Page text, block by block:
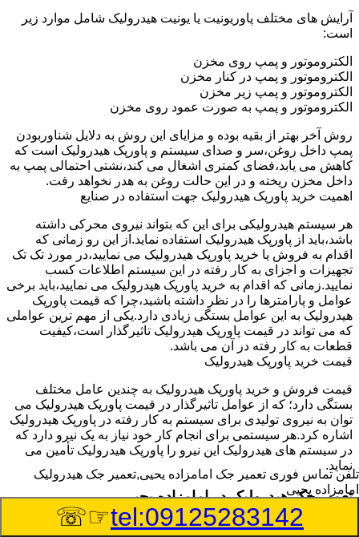
آرایش های مختلف پاوریونیت یا یونیت هیدرولیک شامل موارد زیر
است:
الکتروموتور و پمپ روی مخزن
الکتروموتور و پمپ در کنار مخزن
الکتروموتور و پمپ زیر مخزن
الکتروموتور و پمپ به صورت عمود روی مخزن
روش آخر بهتر از بقیه بوده و مزایای این روش به دلایل شناوربودن
پمپ داخل روغن،سر و صدای سیستم و پاورپک هیدرولیک است که
کاهش می یابد،فضای کمتری اشغال می کند،نشتی احتمالی پمپ به
داخل مخزن ریخته و در این حالت روغن به هدر نخواهد رفت.
اهمیت خرید پاورپک هیدرولیک جهت استفاده در صنایع
هر سیستم هیدرولیکی برای این که بتواند نیروی محرکی داشته
باشد،باید از پاورپک هیدرولیک استفاده نماید.از این رو زمانی که
اقدام به فروش یا خرید پاورپک هیدرولیک می نمایید،در مورد تک تک
تجهیزات و اجزای به کار رفته در این سیستم اطلاعات کسب
نمایید.زمانی که اقدام به خرید پاورپک هیدرولیک می نمایید،باید برخی
عوامل و پارامترها را در نظر داشته باشید،چرا که قیمت پاورپک
هیدرولیک به این عوامل بستگی زیادی دارد.یکی از مهم ترین عواملی
که می تواند در قیمت پاورپک هیدرولیک تاثیرگذار است،کیفیت
قطعات به کار رفته در آن می باشد.
قیمت خرید پاورپک هیدرولیک
قیمت فروش و خرید پاورپک هیدرولیک به چندین عامل مختلف
بستگی دارد؛ که از عوامل تاثیرگذار در قیمت پاورپک هیدرولیک می
توان به نیروی تولیدی برای سیستم به کار رفته در پاورپک هیدرولیک
اشاره کرد.هر سیستمی برای انجام کار خود نیاز به یک نیرو دارد که
در سیستم های هیدرولیک این نیرو را پاورپک هیدرولیک تأمین می
نماید.
تعمیر جک هیدرولیک در امامزاده یحیی
وسیله‎ای که با عملکرد خود موجب بلند شدن اهرم و یا وزن سنگین
تلفن تماس فوری تعمیر جک امامزاده یحیی,تعمیر جک هیدرولیک
امامزاده یحیی
tel:09125283142
☞☏